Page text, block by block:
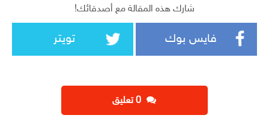
شارك هذه المقالة مع أصدقائك!
فايس بوك تويتر